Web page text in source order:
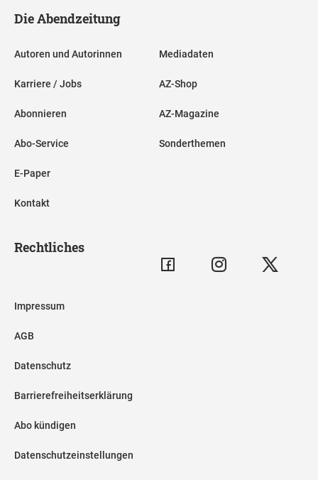
Die Abendzeitung
Autoren und Autorinnen
Karriere / Jobs
Abonnieren
Abo-Service
E-Paper
Kontakt
Mediadaten
AZ-Shop
AZ-Magazine
Sonderthemen
Rechtliches
Impressum
AGB
Datenschutz
Barrierefreiheitserklärung
Abo kündigen
Datenschutzeinstellungen